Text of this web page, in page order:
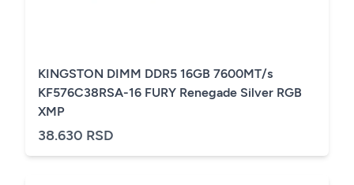
KINGSTON DIMM DDR5 16GB 7600MT/s
KF576C38RSA-16 FURY Renegade Silver RGB
XMP
38.630 RSD